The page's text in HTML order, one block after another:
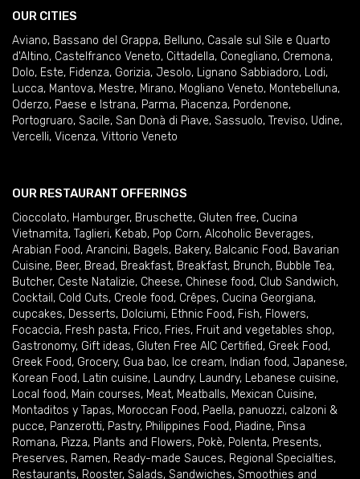
OUR CITIES
Aviano, Bassano del Grappa, Belluno, Casale sul Sile e Quarto
d'Altino, Castelfranco Veneto, Cittadella, Conegliano, Cremona,
Dolo, Este, Fidenza, Gorizia, Jesolo, Lignano Sabbiadoro, Lodi,
Lucca, Mantova, Mestre, Mirano, Mogliano Veneto, Montebelluna,
Oderzo, Paese e Istrana, Parma, Piacenza, Pordenone,
Portogruaro, Sacile, San Donà di Piave, Sassuolo, Treviso, Udine,
Vercelli, Vicenza, Vittorio Veneto
OUR RESTAURANT OFFERINGS
Cioccolato, Hamburger, Bruschette, Gluten free, Cucina
Vietnamita, Taglieri, Kebab, Pop Corn, Alcoholic Beverages,
Arabian Food, Arancini, Bagels, Bakery, Balcanic Food, Bavarian
Cuisine, Beer, Bread, Breakfast, Breakfast, Brunch, Bubble Tea,
Butcher, Ceste Natalizie, Cheese, Chinese food, Club Sandwich,
Cocktail , Cold Cuts, Creole food, Crêpes, Cucina Georgiana,
cupcakes, Desserts, Dolciumi, Ethnic Food, Fish, Flowers,
Focaccia, Fresh pasta, Frico, Fries, Fruit and vegetables shop,
Gastronomy, Gift ideas, Gluten Free AIC Certified, Greek Food,
Greek Food, Grocery, Gua bao, Ice cream, Indian food, Japanese,
Korean Food, Latin cuisine, Laundry, Laundry, Lebanese cuisine,
Local food, Main courses, Meat, Meatballs, Mexican Cuisine,
Montaditos y Tapas, Moroccan Food, Paella, panuozzi, calzoni &
pucce, Panzerotti, Pastry, Philippines Food, Piadine, Pinsa
Romana, Pizza, Plants and Flowers, Pokè, Polenta, Presents,
Preserves, Ramen, Ready-made Sauces, Regional Specialties,
Restaurants, Rooster, Salads, Sandwiches, Smoothies and